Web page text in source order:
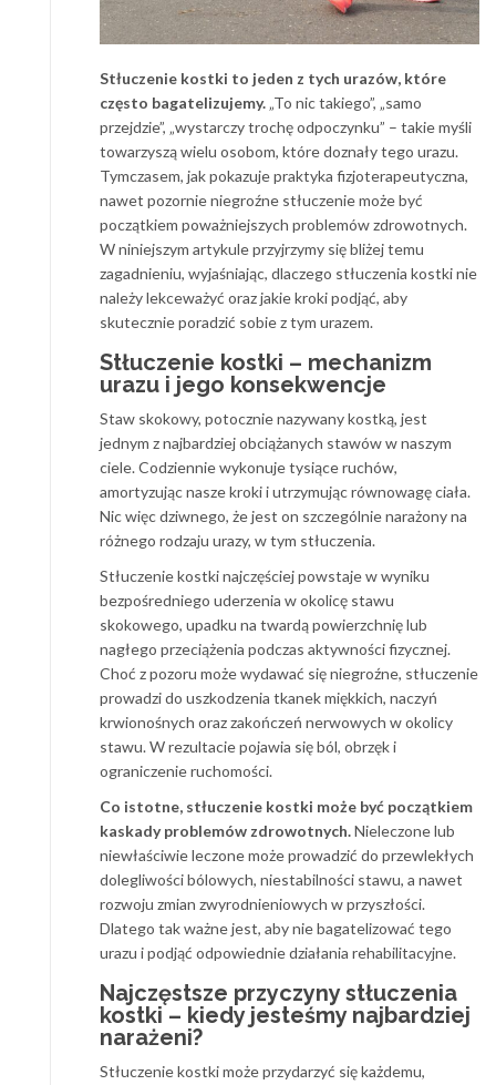
Stłuczenie kostki to jeden z tych urazów, które
często bagatelizujemy. „To nic takiego”, „samo
przejdzie”, „wystarczy trochę odpoczynku” – takie myśli
towarzyszą wielu osobom, które doznały tego urazu.
Tymczasem, jak pokazuje praktyka fizjoterapeutyczna,
nawet pozornie niegroźne stłuczenie może być
początkiem poważniejszych problemów zdrowotnych.
W niniejszym artykule przyjrzymy się bliżej temu
zagadnieniu, wyjaśniając, dlaczego stłuczenia kostki nie
należy lekceważyć oraz jakie kroki podjąć, aby
skutecznie poradzić sobie z tym urazem.
Stłuczenie kostki – mechanizm
urazu i jego konsekwencje
Staw skokowy, potocznie nazywany kostką, jest
jednym z najbardziej obciążanych stawów w naszym
ciele. Codziennie wykonuje tysiące ruchów,
amortyzując nasze kroki i utrzymując równowagę ciała.
Nic więc dziwnego, że jest on szczególnie narażony na
różnego rodzaju urazy, w tym stłuczenia.
Stłuczenie kostki najczęściej powstaje w wyniku
bezpośredniego uderzenia w okolicę stawu
skokowego, upadku na twardą powierzchnię lub
nagłego przeciążenia podczas aktywności fizycznej.
Choć z pozoru może wydawać się niegroźne, stłuczenie
prowadzi do uszkodzenia tkanek miękkich, naczyń
krwionośnych oraz zakończeń nerwowych w okolicy
stawu. W rezultacie pojawia się ból, obrzęk i
ograniczenie ruchomości.
Co istotne, stłuczenie kostki może być początkiem
kaskady problemów zdrowotnych.Nieleczone lub
niewłaściwie leczone może prowadzić do przewlekłych
dolegliwości bólowych, niestabilności stawu, a nawet
rozwoju zmian zwyrodnieniowych w przyszłości.
Dlatego tak ważne jest, aby nie bagatelizować tego
urazu i podjąć odpowiednie działania rehabilitacyjne.
Najczęstsze przyczyny stłuczenia
kostki – kiedy jesteśmy najbardziej
narażeni?
Stłuczenie kostki może przydarzyć się każdemu,